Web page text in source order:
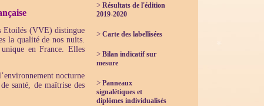
Etoilés (VVE) distingue
la qualité de nos nuits.
en France. Elles
nocturne
santé, de maîtrise des
> Résultats de l'édition
2019-2020
> Carte des labellisées
> Bilan indicatif sur
mesure
> Panneaux
signalétiques et
diplômes individualisés